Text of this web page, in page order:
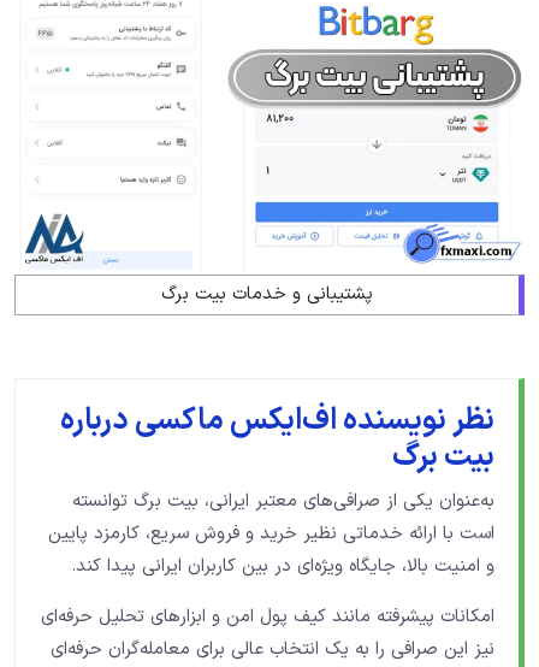
پشتیبانی و خدمات بیت برگ
نظر نویسنده اف‌ایکس ماکسی درباره
بیت برگ
به‌عنوان یکی از صرافی‌های معتبر ایرانی، بیت برگ توانسته
است با ارائه خدماتی نظیر خرید و فروش سریع، کارمزد پایین
و امنیت بالا، جایگاه ویژه‌ای در بین کاربران ایرانی پیدا کند.
امکانات پیشرفته مانند کیف پول امن و ابزارهای تحلیل حرفه‌ای
نیز این صرافی را به یک انتخاب عالی برای معامله‌گران حرفه‌ای